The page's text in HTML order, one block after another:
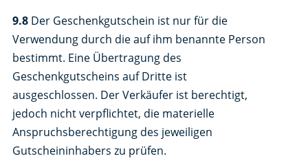
9.8Der Geschenkgutschein ist nur für die
Verwendung durch die auf ihm benannte Person
bestimmt. Eine Übertragung des
Geschenkgutscheins auf Dritte ist
ausgeschlossen. Der Verkäufer ist berechtigt,
jedoch nicht verpflichtet, die materielle
Anspruchsberechtigung des jeweiligen
Gutscheininhabers zu prüfen.